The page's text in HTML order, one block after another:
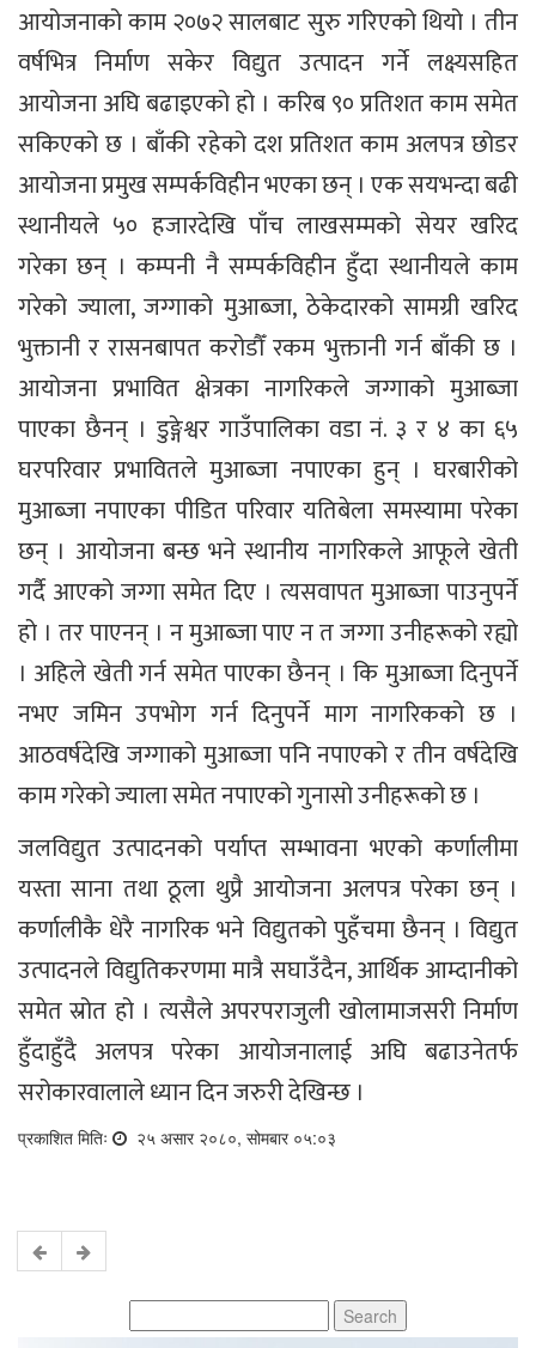
आयोजनाको काम २०७२ सालबाट सुरु गरिएको थियो । तीन
वर्षभित्र निर्माण सकेर विद्युत उत्पादन गर्ने लक्ष्यसहित
आयोजना अघि बढाइएको हो । करिब ९० प्रतिशत काम समेत
सकिएको छ । बाँकी रहेको दश प्रतिशत काम अलपत्र छोडर
आयोजना प्रमुख सम्पर्कविहीन भएका छन् । एक सयभन्दा बढी
स्थानीयले ५० हजारदेखि पाँच लाखसम्मको सेयर खरिद
गरेका छन् । कम्पनी नै सम्पर्कविहीन हुँदा स्थानीयले काम
गरेको ज्याला, जग्गाको मुआब्जा, ठेकेदारको सामग्री खरिद
भुक्तानी र रासनबापत करोडौँ रकम भुक्तानी गर्न बाँकी छ ।
आयोजना प्रभावित क्षेत्रका नागरिकले जग्गाको मुआब्जा
पाएका छैनन् । डुङ्गेश्वर गाउँपालिका वडा नं. ३ र ४ का ६५
घरपरिवार प्रभावितले मुआब्जा नपाएका हुन् । घरबारीको
मुआब्जा नपाएका पीडित परिवार यतिबेला समस्यामा परेका
छन् । आयोजना बन्छ भने स्थानीय नागरिकले आफूले खेती
गर्दै आएको जग्गा समेत दिए । त्यसवापत मुआब्जा पाउनुपर्ने
हो । तर पाएनन् । न मुआब्जा पाए न त जग्गा उनीहरूको रह्यो
। अहिले खेती गर्न समेत पाएका छैनन् । कि मुआब्जा दिनुपर्ने
नभए जमिन उपभोग गर्न दिनुपर्ने माग नागरिकको छ ।
आठवर्षदेखि जग्गाको मुआब्जा पनि नपाएको र तीन वर्षदेखि
काम गरेको ज्याला समेत नपाएको गुनासो उनीहरूको छ ।
जलविद्युत उत्पादनको पर्याप्त सम्भावना भएको कर्णालीमा
यस्ता साना तथा ठूला थुप्रै आयोजना अलपत्र परेका छन् ।
कर्णालीकै धेरै नागरिक भने विद्युतको पुहँचमा छैनन् । विद्युत
उत्पादनले विद्युतिकरणमा मात्रै सघाउँदैन, आर्थिक आम्दानीको
समेत स्रोत हो । त्यसैले अपरपराजुली खोलामाजसरी निर्माण
हुँदाहुँदै अलपत्र परेका आयोजनालाई अघि बढाउनेतर्फ
सरोकारवालाले ध्यान दिन जरुरी देखिन्छ ।
प्रकाशित मितिः २५ असार २०८०, सोमबार ०५:०३
for: